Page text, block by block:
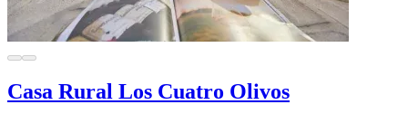
Casa Rural Los Cuatro Olivos